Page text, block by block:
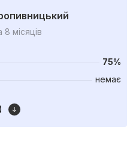
8 місяців
75%
немає